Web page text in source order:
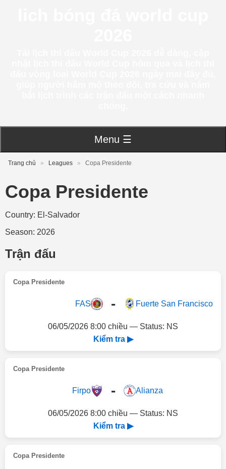
Menu ☰
Trang chủ » Leagues » Copa Presidente
Copa Presidente
Country: El-Salvador
Season: 2026
Trận đấu
Copa Presidente
FAS - Fuerte San Francisco
06/05/2026 8:00 chiều — Status: NS
Kiểm tra ▶
Copa Presidente
Firpo - Alianza
06/05/2026 8:00 chiều — Status: NS
Kiểm tra ▶
Copa Presidente